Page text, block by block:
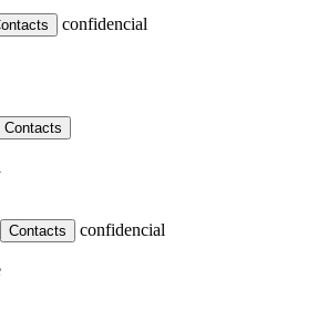
confidencial
Contacts
Contacts confidencial